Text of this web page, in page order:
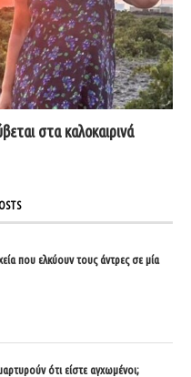
στα καλοκαιρινά
που ελκύουν τους άντρες σε μία
ότι είστε αγχωμένοι;